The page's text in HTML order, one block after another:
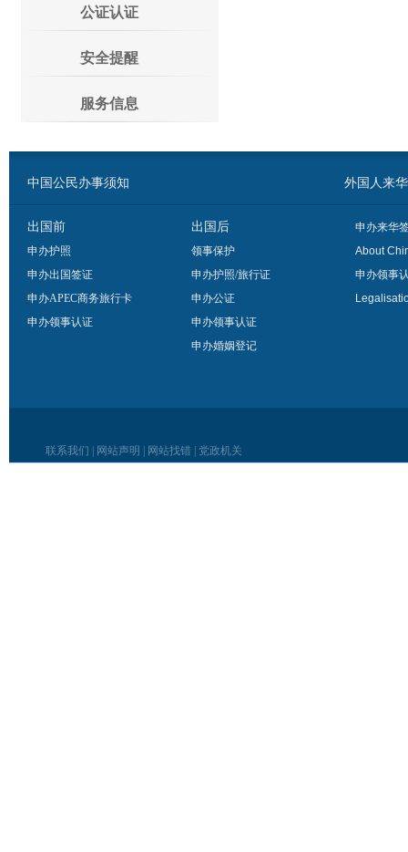
公证认证
安全提醒
服务信息
中国公民办事须知 外国人来
出国前
申办护照
申办出国签证
申办APEC商务旅行卡
申办领事认证
出国后
领事保护
申办护照/旅行证
申办公证
申办领事认证
申办婚姻登记
申办来华
About
申办领事
联系我们 网站声明 网站找错 党政机关